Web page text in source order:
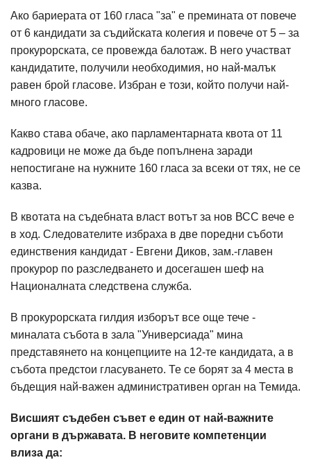
Ако бариерата от 160 гласа "за" е премината от повече
от 6 кандидати за съдийската колегия и повече от 5 – за
прокурорската, се провежда балотаж. В него участват
кандидатите, получили необходимия, но най-малък
равен брой гласове. Избран е този, който получи най-
много гласове.
Какво става обаче, ако парламентарната квота от 11
кадровици не може да бъде попълнена заради
непостигане на нужните 160 гласа за всеки от тях, не се
казва.
В квотата на съдебната власт вотът за нов ВСС вече е
в ход. Следователите избраха в две поредни съботи
единствения кандидат - Евгени Диков, зам.-главен
прокурор по разследването и досегашен шеф на
Националната следствена служба.
В прокурорската гилдия изборът все още тече -
миналата събота в зала "Универсиада" мина
представянето на концепциите на 12-те кандидата, а в
събота предстои гласуването. Те се борят за 4 места в
бъдещия най-важен административен орган на Темида.
Висшият съдебен съвет е един от най-важните
органи в държавата. В неговите компетенции
влиза да: